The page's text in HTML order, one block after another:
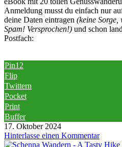
Anmeldung musst du einfach nur
deine Daten eintragen (keine
Spam! Versprochen!) und schon
Postfach:
Pin12
Flip
Twittern
Pocket
Print
Buffer
17. Oktober 2024
Hinterlasse einen Kommentar